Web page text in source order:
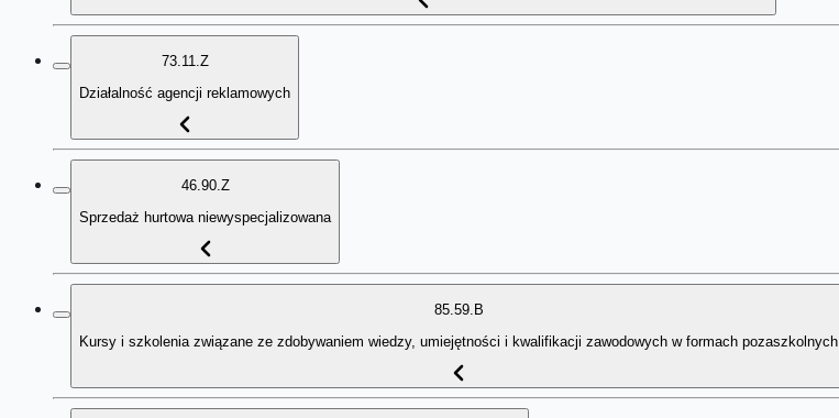
73.11.Z
Działalność agencji reklamowych
46.90.Z
Sprzedaż hurtowa niewyspecjalizowana
85.59.B
Kursy i szkolenia związane ze zdobywaniem wiedzy, umiejętności i kwalifikacji zawodowych w formach pozaszkolnych